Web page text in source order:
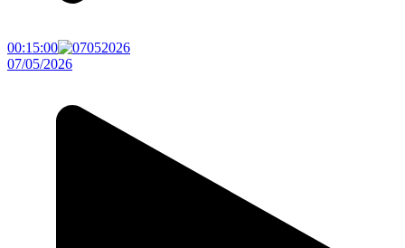
00:15:00
07/05/2026